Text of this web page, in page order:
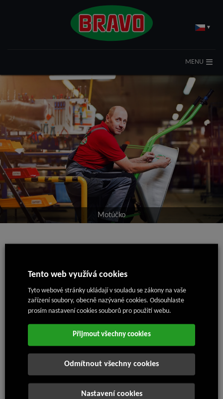
▾
MENU
Motúčko
Jsme předním evropským výrobcem vstřikovacích a lisovacích
forem s dlouholetou tradicí.
Vstřikovací formy: Výroba složitých 1K a 2K forem.
Lisovací nástroje:
Postupová střihadla, hluboká tažidla a
další nástroje na zpracování plechu.
Konstrukce a vývoj:Používáme moderní CAD systémy
Siemens NX, Creo 3 a Catia.
Analýzy a simulace:Pro optimální návrh vtokových
soustav a chlazení využíváme MFA analýzy v programu
Moldex 3D.
Výrobní kapacity:Formy do hmotnosti 17 tun a rozměrů
1 800 × 1 500 × 1 500 mm.
Tento web využívá cookies
Tyto webové stránky ukládají v souladu se zákony na vaše
zařízení soubory, obecně nazývané cookies. Odsouhlaste
prosím nastavení cookies souborů pro použití webu.
Přijmout všechny cookies
Odmítnout všechny cookies
Nastavení cookies